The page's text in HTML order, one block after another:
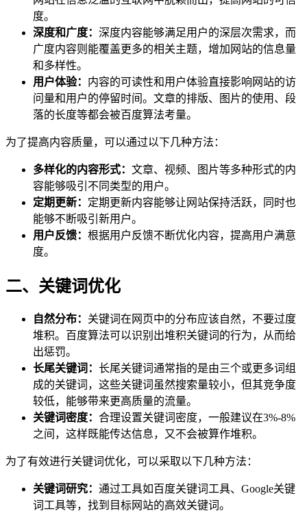
度。
深度和广度： 深度内容能够满足用户的深层次需求，而
广度内容则能覆盖更多的相关主题，增加网站的信息量
和多样性。
用户体验： 内容的可读性和用户体验直接影响网站的访
问量和用户的停留时间。文章的排版、图片的使用、段
落的长度等都会被百度算法考量。
为了提高内容质量，可以通过以下几种方法：
多样化的内容形式： 文章、视频、图片等多种形式的内
容能够吸引不同类型的用户。
定期更新： 定期更新内容能够让网站保持活跃，同时也
能够不断吸引新用户。
用户反馈： 根据用户反馈不断优化内容，提高用户满意
度。
二、关键词优化
自然分布： 关键词在网页中的分布应该自然，不要过度
堆积。百度算法可以识别出堆积关键词的行为，从而给
出惩罚。
长尾关键词： 长尾关键词通常指的是由三个或更多词组
成的关键词，这些关键词虽然搜索量较小，但其竞争度
较低，能够带来更高质量的流量。
关键词密度： 合理设置关键词密度，一般建议在3%-8%
之间，这样既能传达信息，又不会被算作堆积。
为了有效进行关键词优化，可以采取以下几种方法：
关键词研究： 通过工具如百度关键词工具、Google关键
词工具等，找到目标网站的高效关键词。